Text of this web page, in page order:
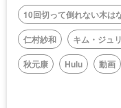
10回切って倒れない木は
仁村紗和
キム・ジュ
秋元康
Hulu 動画